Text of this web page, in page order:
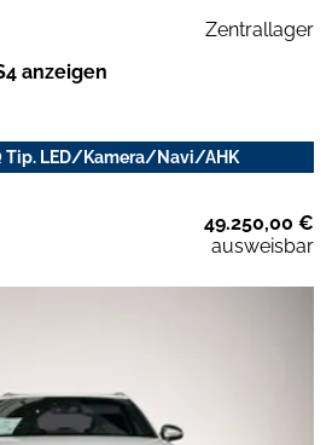
Zentrallager
anzeigen
Tip. LED/Kamera/Navi/AHK
49.250,00 €
ausweisbar